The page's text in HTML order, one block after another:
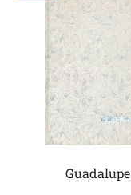
Guadalupe